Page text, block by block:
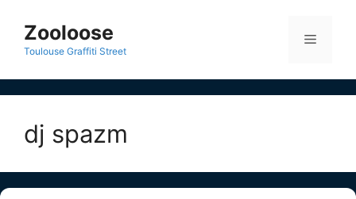
contenu
Zooloose
Toulouse Graffiti Street
Menu
dj spazm